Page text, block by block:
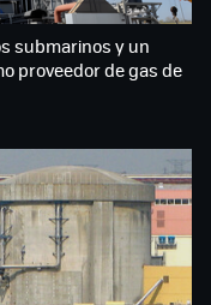
submarinos y un
proveedor de gas de